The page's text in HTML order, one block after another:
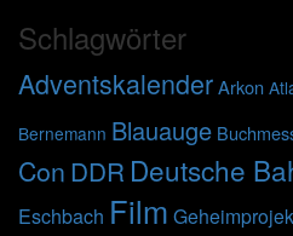
Schlagwörter
AdventskalenderArkon
Bernemann Blauauge
Con DDR Deutsche
Eschbach Film